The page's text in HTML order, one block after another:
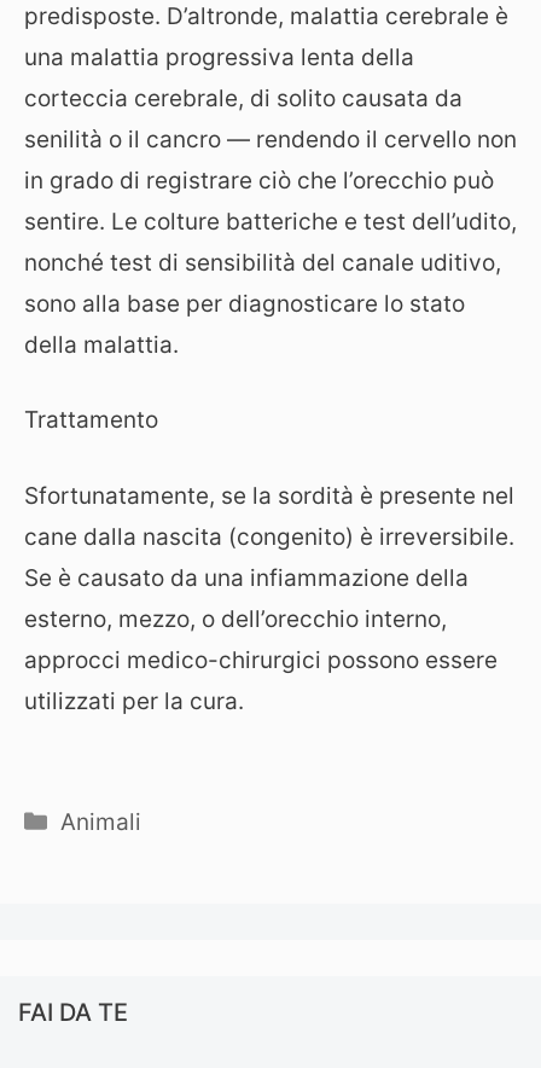
predisposte. D’altronde, malattia cerebrale è
una malattia progressiva lenta della
corteccia cerebrale, di solito causata da
senilità o il cancro — rendendo il cervello non
in grado di registrare ciò che l’orecchio può
sentire. Le colture batteriche e test dell’udito,
nonché test di sensibilità del canale uditivo,
sono alla base per diagnosticare lo stato
della malattia.
Trattamento
Sfortunatamente, se la sordità è presente nel
cane dalla nascita (congenito) è irreversibile.
Se è causato da una infiammazione della
esterno, mezzo, o dell’orecchio interno,
approcci medico-chirurgici possono essere
utilizzati per la cura.
Categorie
Animali
FAI DA TE